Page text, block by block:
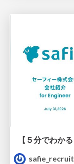
safie_recruit